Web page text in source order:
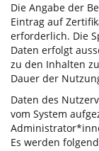
Die Angabe der
Eintrag auf
erforderlich. Die
Daten erfolgt
zu den Inhalten
Dauer der
Daten des
vom System
Es werden